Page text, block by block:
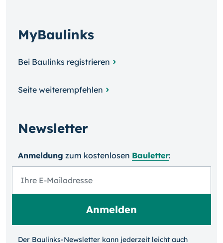
MyBaulinks
Bei Baulinks registrieren
Seite weiterempfehlen
Newsletter
Anmeldung zum kosten­losen Bauletter:
Der Baulinks-Newsletter kann jeder­zeit leicht auch